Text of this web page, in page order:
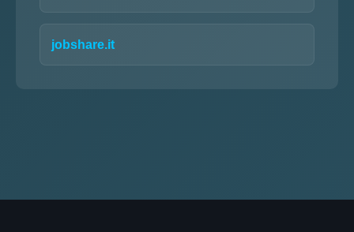
jobshare.it